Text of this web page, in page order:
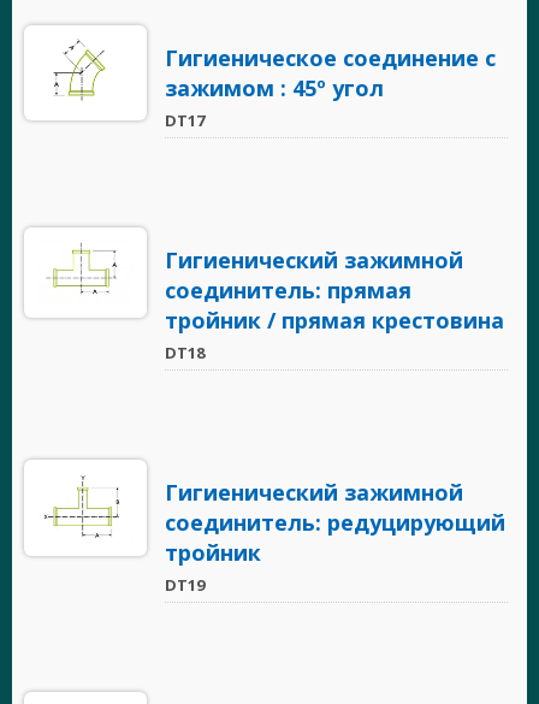
Гигиеническое соединение с
зажимом : 45º угол
DT17
Гигиенический зажимной
соединитель: прямая
тройник / прямая крестовина
DT18
Гигиенический зажимной
соединитель: редуцирующий
тройник
DT19